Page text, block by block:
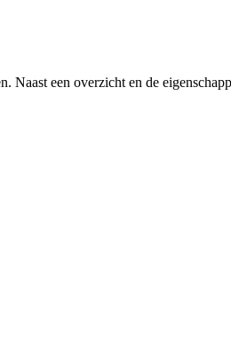
Naast een overzicht en de